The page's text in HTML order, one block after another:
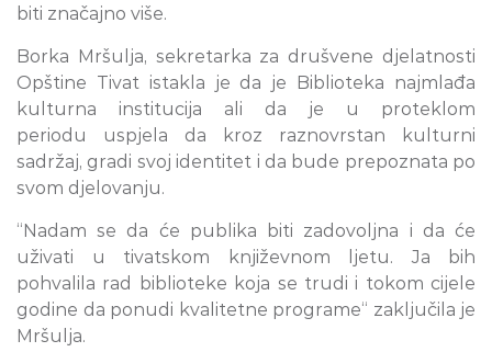
biti značajno više.
Borka Mršulja, sekretarka za drušvene djelatnosti
Opštine Tivat istakla je da je Biblioteka najmlađa
kulturna institucija ali da je u proteklom
periodu uspjela da kroz raznovrstan kulturni
sadržaj, gradi svoj identitet i da bude prepoznata po
svom djelovanju.
“Nadam se da će publika biti zadovoljna i da će
uživati u tivatskom književnom ljetu. Ja bih
pohvalila rad biblioteke koja se trudi i tokom cijele
godine da ponudi kvalitetne programe“ zaključila je
Mršulja.